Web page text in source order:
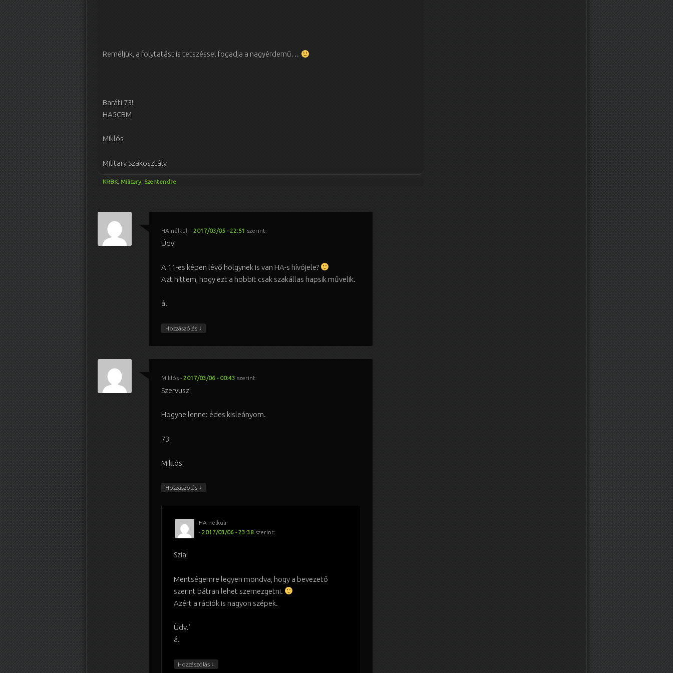
Reméljük, a folytatást is tetszéssel fogadja a nagyérdemű…
Baráti 73!
HA5CBM
Miklós
Military Szakosztály
KRBK, Military Szentendre
HA nélküli - 2017/03/05 - 22:51 szerint:
Üdv!
A 11-es képen lévő hölgynek is van HA-s hívójele?
Azt hittem, hogy ezt a hobbit csak szakállas hapsik művelik.
á.
Hozzászólás ↓
Miklós- 2017/03/06 - 00:43 szerint:
Szervusz!
Hogyne lenne: édes kisleányom.
73!
Miklós
Hozzászólás ↓
HA nélküli
- 2017/03/06 - 23:38 szerint:
Szia!
Mentségemre legyen mondva, hogy a bevezető
szerint bátran lehet szemezgetni.
Azért a rádiók is nagyon szépek.
Üdv.’
á.
Hozzászólás ↓